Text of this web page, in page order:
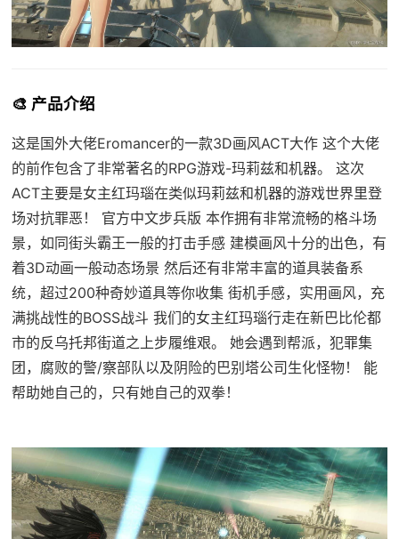
🎨 产品介绍
这是国外大佬Eromancer的一款3D画风ACT大作 这个大佬
的前作包含了非常著名的RPG游戏-玛莉兹和机器。 这次
ACT主要是女主红玛瑙在类似玛莉兹和机器的游戏世界里登
场对抗罪恶！ 官方中文步兵版 本作拥有非常流畅的格斗场
景，如同街头霸王一般的打击手感 建模画风十分的出色，有
着3D动画一般动态场景 然后还有非常丰富的道具装备系
统，超过200种奇妙道具等你收集 街机手感，实用画风，充
满挑战性的BOSS战斗 我们的女主红玛瑙行走在新巴比伦都
市的反乌托邦街道之上步履维艰。 她会遇到帮派，犯罪集
团，腐败的警/察部队以及阴险的巴别塔公司生化怪物！ 能
帮助她自己的，只有她自己的双拳！